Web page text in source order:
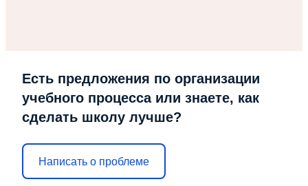
Есть предложения по организации
учебного процесса или знаете, как
сделать школу лучше?
Написать о проблеме